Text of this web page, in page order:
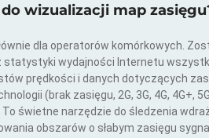
wizualizacji map
dla operatorów komórkowych.
wydajności Internetu
prędkości i danych dotyczących
(brak zasięgu, 2G, 3G, 4G, 4G+,
świetne narzędzie do śledzenia
obszarów o słabym zasięgu